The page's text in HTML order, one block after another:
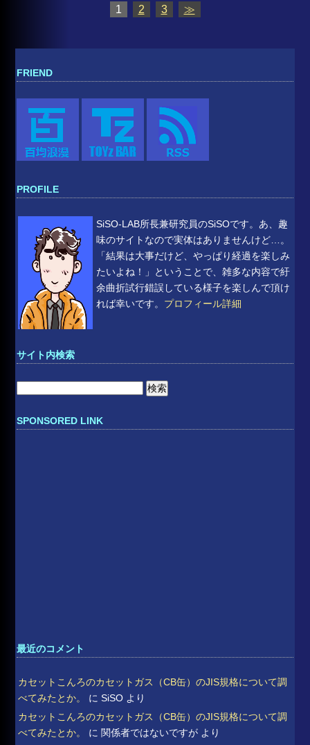
1 2 3 ≫
FRIEND
PROFILE
SiSO-LAB所長兼研究員のSiSOです。あ、趣
味のサイトなので実体はありませんけど…。
「結果は大事だけど、やっぱり経過を楽しみ
たいよね！」ということで、雑多な内容で紆
余曲折試行錯誤している様子を楽しんで頂け
れば幸いです。 プロフィール詳細
サイト内検索
SPONSORED LINK
最近のコメント
カセットこんろのカセットガス（CB缶）のJIS規格について調
べてみたとか。
にSiSO より
カセットこんろのカセットガス（CB缶）のJIS規格について調
べてみたとか。
に 関係者ではないですが より